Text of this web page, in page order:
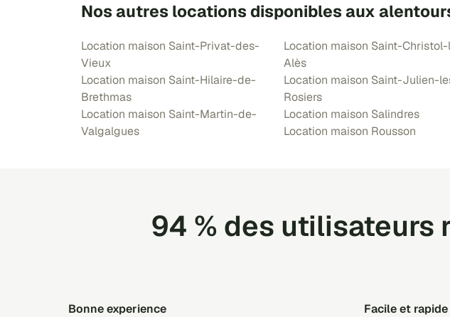
Nos autres locations disponibles aux
Location maison Saint-Privat-des-
Vieux
Location maison Saint-Hilaire-de-
Brethmas
Location maison Saint-Martin-de-
Valgalgues
Location maison Saint-
Alès
Location maison Saint-Julien-
Rosiers
Location maison Salindres
Location maison Rousson
94 % des utilisateurs
Bonne experience facile et rapide